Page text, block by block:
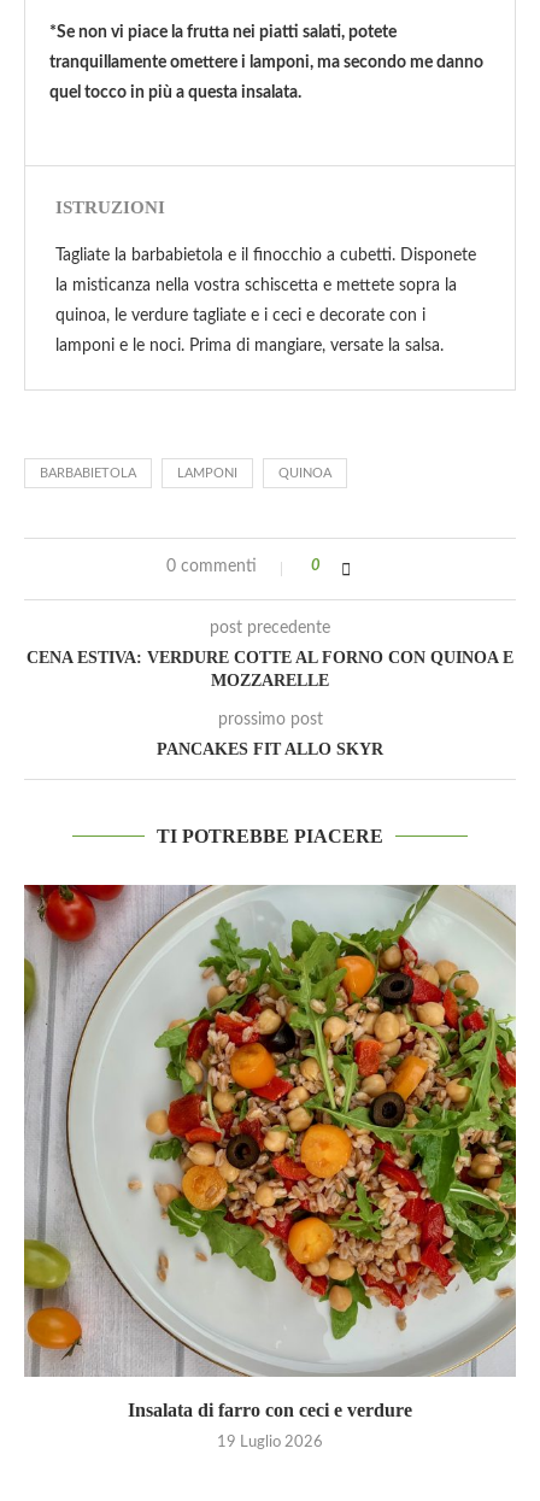
*Se non vi piace la frutta nei piatti salati, potete
tranquillamente omettere i lamponi, ma secondo me danno
quel tocco in più a questa insalata.
ISTRUZIONI
Tagliate la barbabietola e il finocchio a cubetti. Disponete
la misticanza nella vostra schiscetta e mettete sopra la
quinoa, le verdure tagliate e i ceci e decorate con i
lamponi e le noci. Prima di mangiare, versate la salsa.
BARBABIETOLA LAMPONI QUINOA
0 commenti 0
post precedente
CENA ESTIVA: VERDURE COTTE AL FORNO CON QUINOA E
MOZZARELLE
prossimo post
PANCAKES FIT ALLO SKYR
TI POTREBBE PIACERE
Insalata di farro con ceci e verdure
19 Luglio 2026